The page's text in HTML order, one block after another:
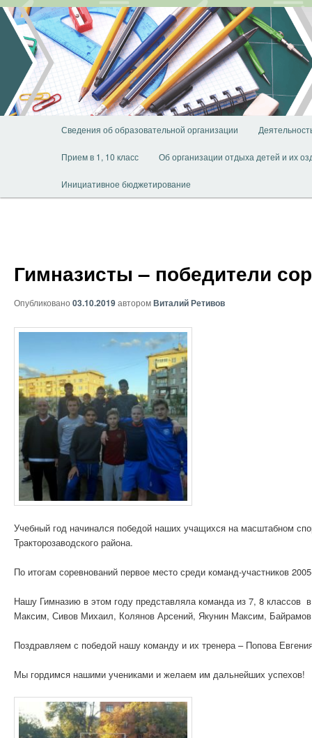
Перейти
основному
содержимому
Сведения об образовательной организации
Прием в 1, 10 класс Об организации отдыха детей и их
Инициативное бюджетирование
Гимназисты – победители
Опубликовано 03.10.2019авторомВиталий Ретивов
Учебный год начинался победой наших учащихся на масштабном
Тракторозаводского района.
По итогам соревнований первое место среди команд-участников
Нашу Гимназию в этом году представляла команда из 7, 8
Максим, Сивов Михаил, Колянов Арсений, Якунин Максим,
Поздравляем с победой нашу команду и их тренера – Попова
Мы гордимся нашими учениками и желаем им дальнейших успехов!